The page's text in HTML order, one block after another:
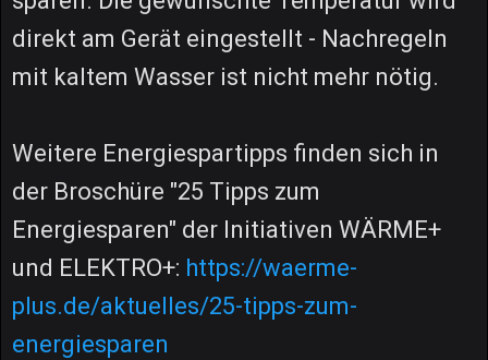
direkt am Gerät eingestellt - Nachregeln
mit kaltem Wasser ist nicht mehr nötig.
Weitere Energiespartipps finden sich in
der Broschüre "25 Tipps zum
Energiesparen" der Initiativen WÄRME+
und ELEKTRO+: https://waerme-
plus.de/aktuelles/25-tipps-zum-
energiesparen